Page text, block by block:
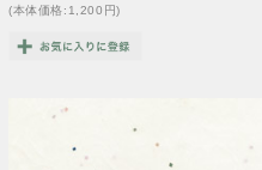
(本体価格:1,200円)